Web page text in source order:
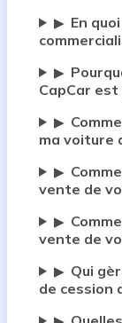
▶ En
▶
CapCar est
▶
ma voiture
▶
vente de
▶
vente de
▶ Qui
de cession